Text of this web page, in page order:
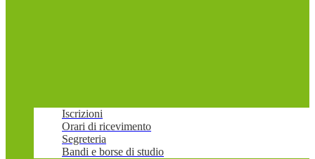
Iscrizioni
Orari di ricevimento
Segreteria
Bandi e borse di studio